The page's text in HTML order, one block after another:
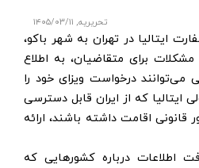
تحریریه, ۱۴۰۵/۰۳/۱۱
ایتالیا در تهران به شهر باکو،
برای متقاضیان، به اطلاع
می‌توانند درخواست ویزای خود را
ایتالیا که از ایران قابل دسترسی
قانونی اقامت داشته باشند، ارائه
اطلاعات درباره کشورهایی که